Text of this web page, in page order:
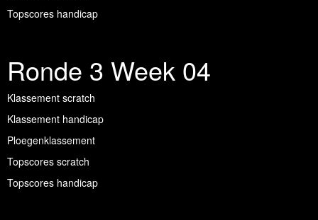
Topscores handicap
Ronde 3 Week 04
Klassement scratch
Klassement handicap
Ploegenklassement
Topscores scratch
Topscores handicap